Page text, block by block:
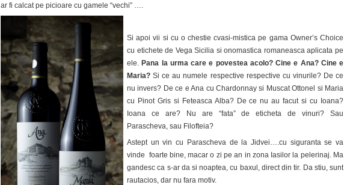
ar fi calcat pe picioare cu gamele “vechi” ….
Si apoi vii si cu o chestie cvasi-mistica pe gama Owner’s Choice
cu etichete de Vega Sicilia si onomastica romaneasca aplicata pe
ele.Pana la urma care e povestea acolo? Cine e Ana? Cine e
Maria? Si ce au numele respective respective cu vinurile? De ce
nu invers? De ce e Ana cu Chardonnay si Muscat Ottonel si Maria
cu Pinot Gris si Feteasca Alba? De ce nu au facut si cu Ioana?
Ioana ce are? Nu are “fata” de eticheta de vinuri? Sau
Parascheva, sau Filofteia?
Astept un vin cu Parascheva de la Jidvei….cu siguranta se va
vinde foarte bine, macar o zi pe an in zona Iasilor la pelerinaj. Ma
gandesc ca s-ar da si noaptea, cu baxul, direct din tir. Da stiu, sunt
rautacios, dar nu fara motiv.